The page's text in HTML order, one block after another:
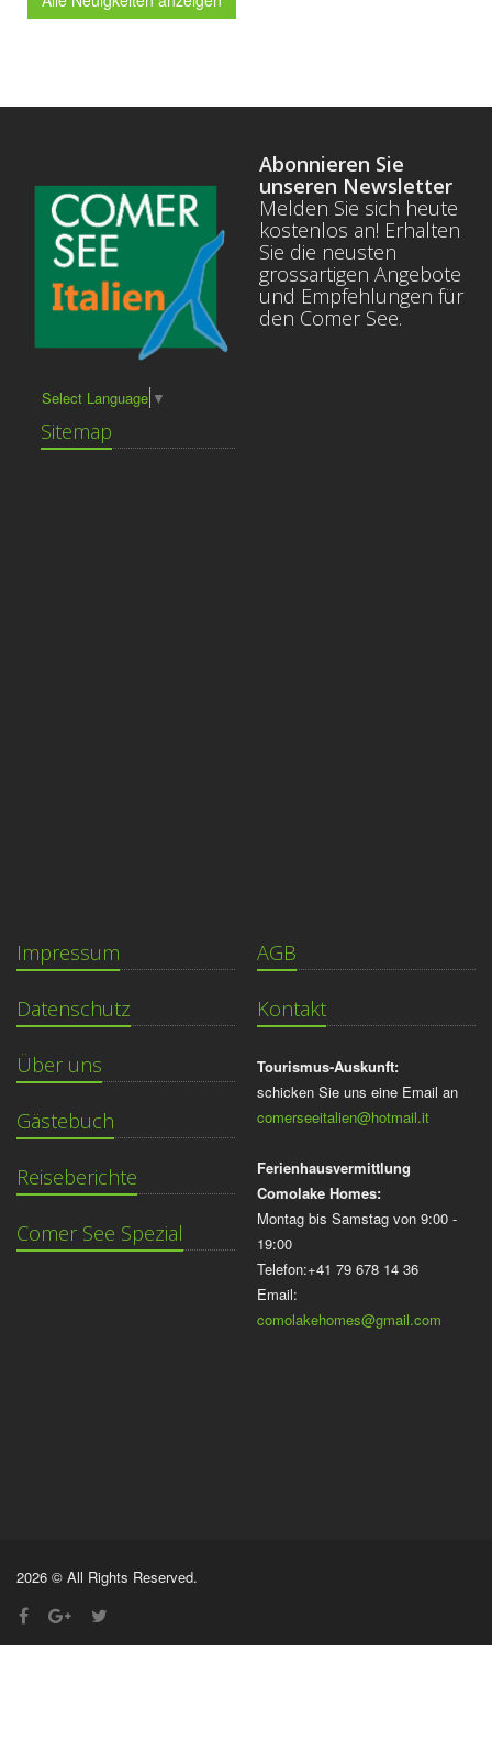
Select Language ▼
Sitemap
Abonnieren Sie
unseren Newsletter
Melden Sie sich heute
kostenlos an! Erhalten
Sie die neusten
grossartigen Angebote
und Empfehlungen für
den Comer See.
Impressum
Datenschutz
Über uns
Gästebuch
Reiseberichte
Comer See Spezial
AGB
Kontakt
Tourismus-Auskunft:
schicken Sie uns eine Email an
comerseeitalien@hotmail.it
Ferienhausvermittlung
Comolake Homes:
Montag bis Samstag von 9:00 -
19:00
Telefon:+41 79 678 14 36
Email:
comolakehomes@gmail.com
2026 © All Rights Reserved.